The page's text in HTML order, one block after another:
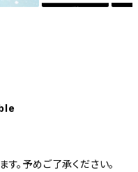
。予めご了承ください。